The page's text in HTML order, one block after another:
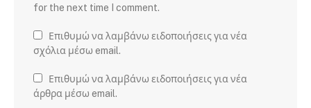
for the next time I comment.
Επιθυμώ να λαμβάνω ειδοποιήσεις για νέα
σχόλια μέσω email.
Επιθυμώ να λαμβάνω ειδοποιήσεις για νέα
άρθρα μέσω email.